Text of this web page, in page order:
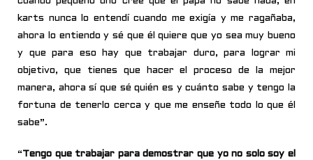
karts nunca lo entendí cuando me exigía y me ragañaba,
ahora lo entiendo y sé que él quiere que yo sea muy bueno
y que para eso hay que trabajar duro, para lograr mi
objetivo, que tienes que hacer el proceso de la mejor
manera, ahora sí que sé quién es y cuánto sabe y tengo la
fortuna de tenerlo cerca y que me enseñe todo lo que él
sabe”.
“Tengo que trabajar para demostrar que yo no solo soy el